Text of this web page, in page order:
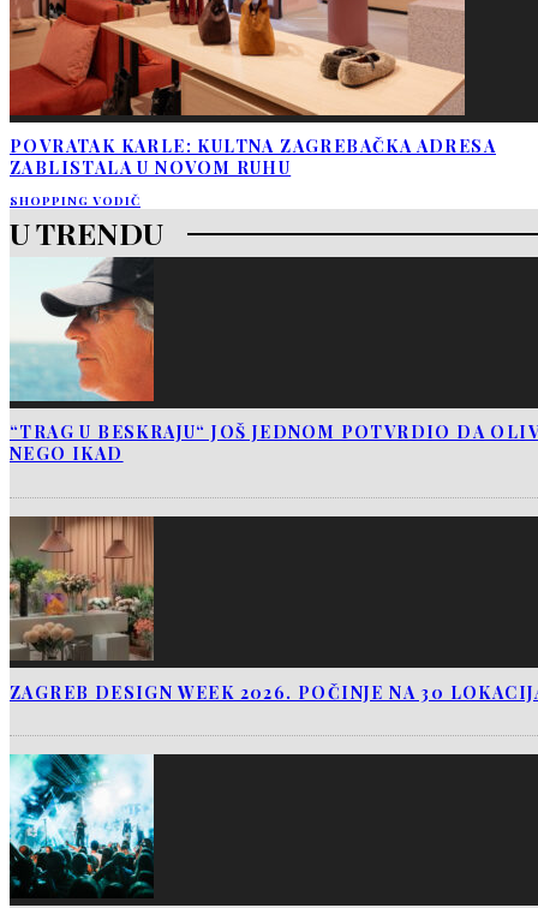
POVRATAK KARLE: KULTNA ZAGREBAČKA ADRESA
ZABLISTALA U NOVOM RUHU
SHOPPING VODIČ
U TRENDU
“TRAG U BESKRAJU“ JOŠ JEDNOM POTVRDIO DA
NEGO IKAD
ZAGREB DESIGN WEEK 2026. POČINJE NA 30